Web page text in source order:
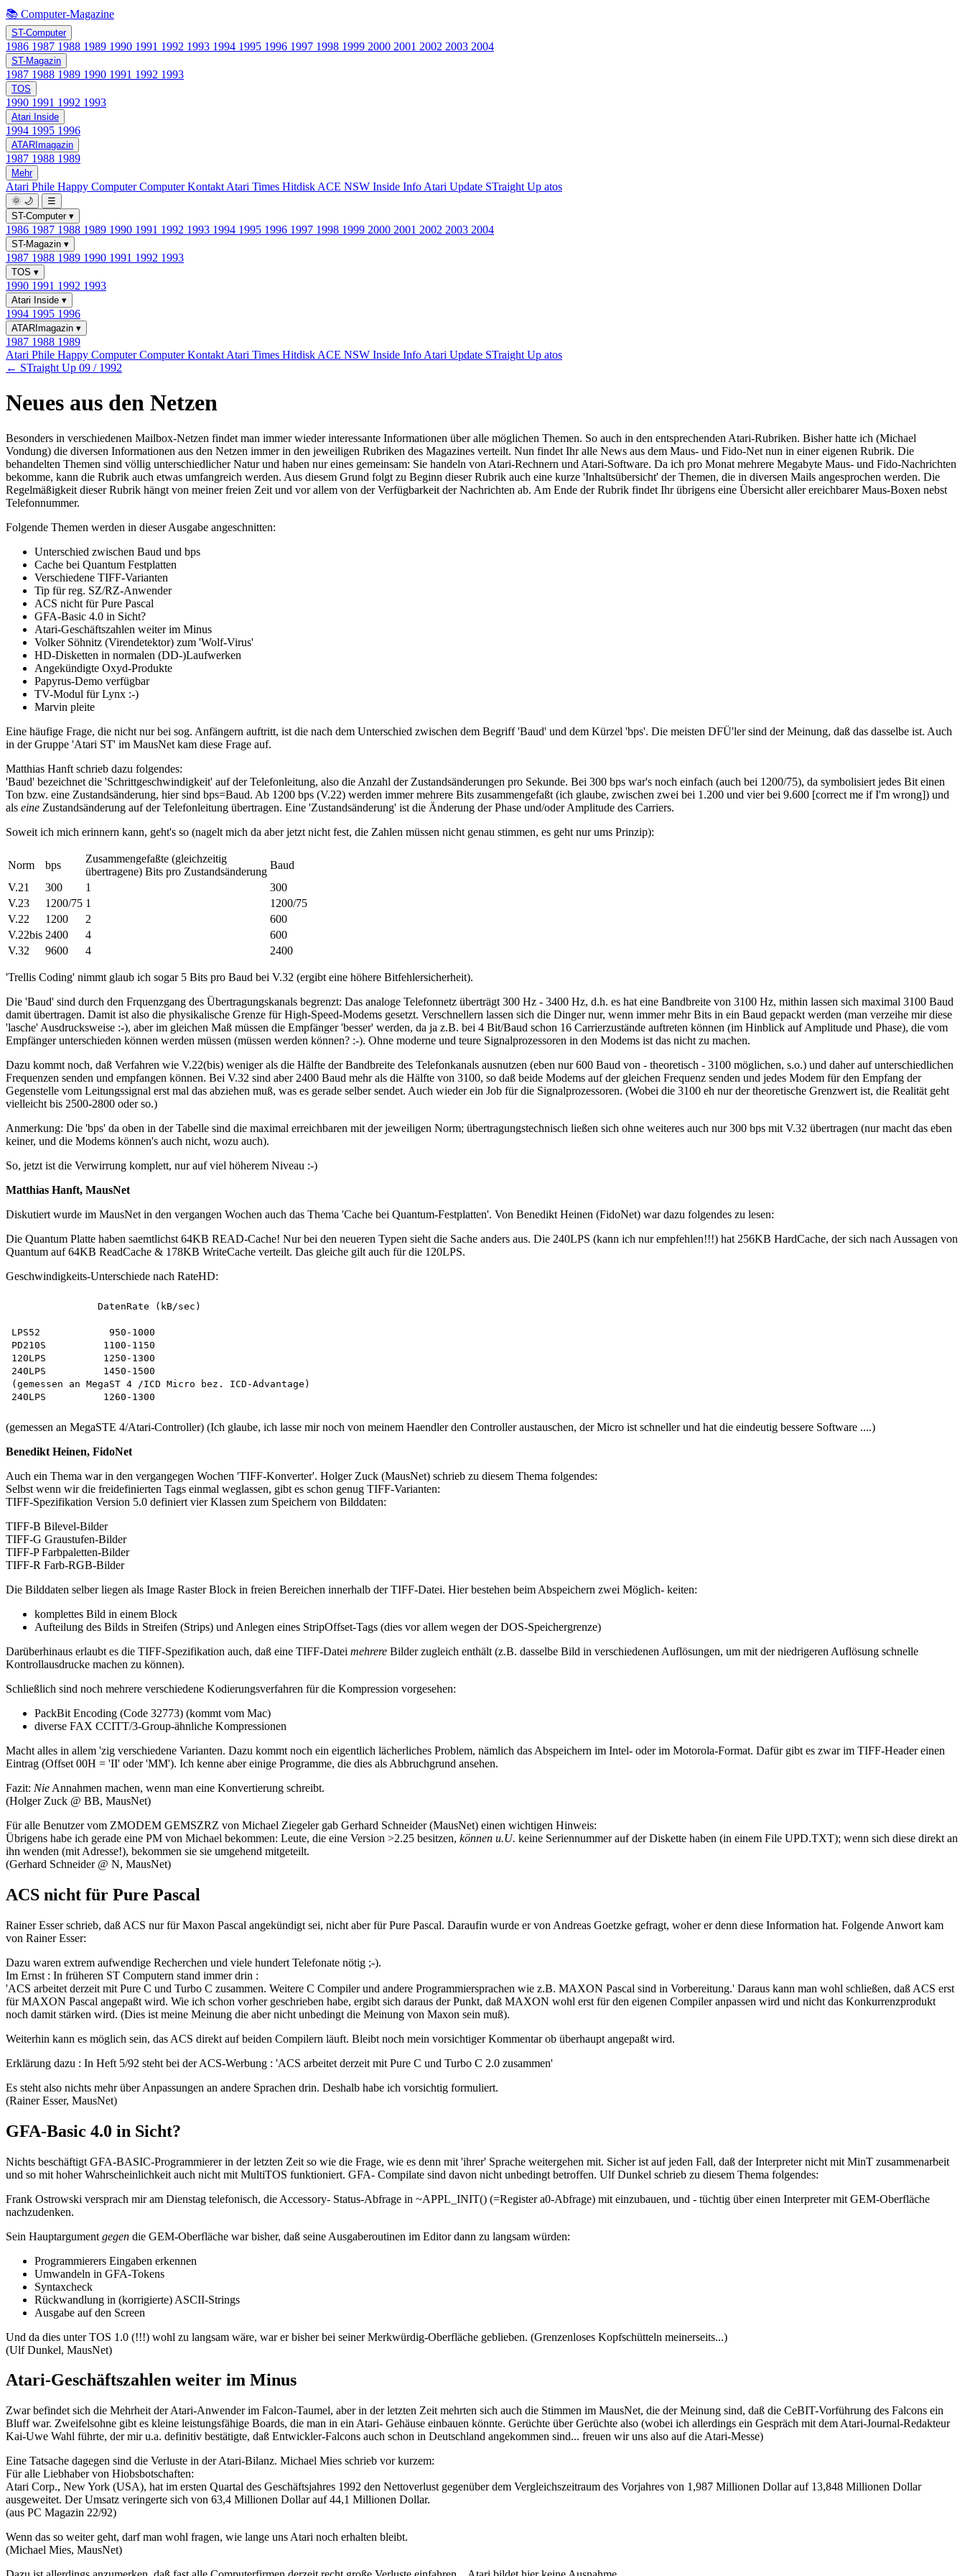
📚 Computer-Magazine
ST-Computer
1986 1987 1988 1989 1990 1991 1992 1993 1994 1995 1996 1997 1998 1999 2000 2001 2002 2003 2004
ST-Magazin
1987 1988 1989 1990 1991 1992 1993
TOS
1990 1991 1992 1993
Atari Inside
1994 1995 1996
ATARImagazin
1987 1988 1989
Mehr
Atari Phile Happy ComputerComputer Kontakt Atari Times Hitdisk ACE NSW Inside Info Atari Update STraight Up atos
🌞 🌙
☰
ST-Computer ▾
1986 1987 1988 1989 1990 1991 1992 1993 1994 1995 1996 1997 1998 1999 2000 2001 2002 2003 2004
ST-Magazin ▾
1987 1988 1989 1990 1991 1992 1993
TOS ▾
1990 1991 1992 1993
Atari Inside ▾
1994 1995 1996
ATARImagazin ▾
1987 1988 1989
Atari Phile Happy ComputerComputer Kontakt Atari Times Hitdisk ACE NSW Inside Info Atari Update STraight Up atos
← STraight Up 09 / 1992
Neues aus den Netzen
Besonders in verschiedenen Mailbox-Netzen findet man immer wieder interessante Informationen über alle möglichen Themen. So auch in den entsprechenden Atari-Rubriken. Bisher hatte ich (Michael
Vondung) die diversen Informationen aus den Netzen immer in den jeweiligen Rubriken des Magazines verteilt. Nun findet Ihr alle News aus dem Maus- und Fido-Net nun in einer eigenen Rubrik. Die
behandelten Themen sind völlig unterschiedlicher Natur und haben nur eines gemeinsam: Sie handeln von Atari-Rechnern und Atari-Software. Da ich pro Monat mehrere Megabyte Maus- und Fido-Nachrichten
bekomme, kann die Rubrik auch etwas umfangreich werden. Aus diesem Grund folgt zu Beginn dieser Rubrik auch eine kurze 'Inhaltsübersicht' der Themen, die in diversen Mails angesprochen werden. Die
Regelmäßigkeit dieser Rubrik hängt von meiner freien Zeit und vor allem von der Verfügbarkeit der Nachrichten ab. Am Ende der Rubrik findet Ihr übrigens eine Übersicht aller ereichbarer Maus-Boxen nebst
Telefonnummer.
Folgende Themen werden in dieser Ausgabe angeschnitten:
Unterschied zwischen Baud und bps
Cache bei Quantum Festplatten
Verschiedene TIFF-Varianten
Tip für reg. SZ/RZ-Anwender
ACS nicht für Pure Pascal
GFA-Basic 4.0 in Sicht?
Atari-Geschäftszahlen weiter im Minus
Volker Söhnitz (Virendetektor) zum 'Wolf-Virus'
HD-Disketten in normalen (DD-)Laufwerken
Angekündigte Oxyd-Produkte
Papyrus-Demo verfügbar
TV-Modul für Lynx :-)
Marvin pleite
Eine häufige Frage, die nicht nur bei sog. Anfängern auftritt, ist die nach dem Unterschied zwischen dem Begriff 'Baud' und dem Kürzel 'bps'. Die meisten DFÜ'ler sind der Meinung, daß das dasselbe ist. Auch
in der Gruppe 'Atari ST' im MausNet kam diese Frage auf.
Matthias Hanft schrieb dazu folgendes:
'Baud' bezeichnet die 'Schrittgeschwindigkeit' auf der Telefonleitung, also die Anzahl der Zustandsänderungen pro Sekunde. Bei 300 bps war's noch einfach (auch bei 1200/75), da symbolisiert jedes Bit einen
Ton bzw. eine Zustandsänderung, hier sind bps=Baud. Ab 1200 bps (V.22) werden immer mehrere Bits zusammengefaßt (ich glaube, zwischen zwei bei 1.200 und vier bei 9.600 [correct me if I'm wrong]) und
als eine Zustandsänderung auf der Telefonleitung übertragen. Eine 'Zustandsänderung' ist die Änderung der Phase und/oder Amplitude des Carriers.
Soweit ich mich erinnern kann, geht's so (nagelt mich da aber jetzt nicht fest, die Zahlen müssen nicht genau stimmen, es geht nur ums Prinzip):
Norm bps
Zusammengefaßte (gleichzeitig
übertragene) Bits pro Zustandsänderung
Baud
V.21
300 1
300
V.23
1200/75 1
1200/75
V.22
1200 2
600
V.22bis 2400 4
600
V.32
9600 4 2400
'Trellis Coding' nimmt glaub ich sogar 5 Bits pro Baud bei V.32 (ergibt eine höhere Bitfehlersicherheit).
Die 'Baud' sind durch den Frquenzgang des Übertragungskanals begrenzt: Das analoge Telefonnetz überträgt 300 Hz - 3400 Hz, d.h. es hat eine Bandbreite von 3100 Hz, mithin lassen sich maximal 3100 Baud
damit übertragen. Damit ist also die physikalische Grenze für High-Speed-Modems gesetzt. Verschnellern lassen sich die Dinger nur, wenn immer mehr Bits in ein Baud gepackt werden (man verzeihe mir diese
'lasche' Ausdrucksweise :-), aber im gleichen Maß müssen die Empfänger 'besser' werden, da ja z.B. bei 4 Bit/Baud schon 16 Carrierzustände auftreten können (im Hinblick auf Amplitude und Phase), die vom
Empfänger unterschieden können werden müssen (müssen werden können? :-). Ohne moderne und teure Signalprozessoren in den Modems ist das nicht zu machen.
Dazu kommt noch, daß Verfahren wie V.22(bis) weniger als die Hälfte der Bandbreite des Telefonkanals ausnutzen (eben nur 600 Baud von - theoretisch - 3100 möglichen, s.o.) und daher auf unterschiedlichen
Frequenzen senden und empfangen können. Bei V.32 sind aber 2400 Baud mehr als die Hälfte von 3100, so daß beide Modems auf der gleichen Frequenz senden und jedes Modem für den Empfang der
Gegenstelle vom Leitungssignal erst mal das abziehen muß, was es gerade selber sendet. Auch wieder ein Job für die Signalprozessoren. (Wobei die 3100 eh nur der theoretische Grenzwert ist, die Realität geht
vielleicht bis 2500-2800 oder so.)
Anmerkung: Die 'bps' da oben in der Tabelle sind die maximal erreichbaren mit der jeweiligen Norm; übertragungstechnisch ließen sich ohne weiteres auch nur 300 bps mit V.32 übertragen (nur macht das eben
keiner, und die Modems können's auch nicht, wozu auch).
So, jetzt ist die Verwirrung komplett, nur auf viel höherem Niveau :-)
Matthias Hanft, MausNet
Diskutiert wurde im MausNet in den vergangen Wochen auch das Thema 'Cache bei Quantum-Festplatten'. Von Benedikt Heinen (FidoNet) war dazu folgendes zu lesen:
Die Quantum Platte haben saemtlichst 64KB READ-Cache! Nur bei den neueren Typen sieht die Sache anders aus. Die 240LPS (kann ich nur empfehlen!!!) hat 256KB HardCache, der sich nach Aussagen von
Quantum auf 64KB ReadCache & 178KB WriteCache verteilt. Das gleiche gilt auch für die 120LPS.
Geschwindigkeits-Unterschiede nach RateHD:
               DatenRate (kB/sec)
LPS52            950-1000
PD210S          1100-1150
120LPS          1250-1300
240LPS          1450-1500
(gemessen an MegaST 4 /ICD Micro bez. ICD-Advantage)
(gemessen an MegaSTE 4/Atari-Controller) (Ich glaube, ich lasse mir noch von meinem Haendler den Controller austauschen, der Micro ist schneller und hat die eindeutig bessere Software ....)
Benedikt Heinen, FidoNet
Auch ein Thema war in den vergangegen Wochen 'TIFF-Konverter'. Holger Zuck (MausNet) schrieb zu diesem Thema folgendes:
Selbst wenn wir die freidefinierten Tags einmal weglassen, gibt es schon genug TIFF-Varianten:
TIFF-Spezifikation Version 5.0 definiert vier Klassen zum Speichern von Bilddaten:
TIFF-B Bilevel-Bilder
TIFF-G Graustufen-Bilder
TIFF-P Farbpaletten-Bilder
TIFF-R Farb-RGB-Bilder
Die Bilddaten selber liegen als Image Raster Block in freien Bereichen innerhalb der TIFF-Datei. Hier bestehen beim Abspeichern zwei Möglich- keiten:
komplettes Bild in einem Block
Aufteilung des Bilds in Streifen (Strips) und Anlegen eines StripOffset-Tags (dies vor allem wegen der DOS-Speichergrenze)
Darüberhinaus erlaubt es die TIFF-Spezifikation auch, daß eine TIFF-Datei mehrere Bilder zugleich enthält (z.B. dasselbe Bild in verschiedenen Auflösungen, um mit der niedrigeren Auflösung schnelle
Kontrollausdrucke machen zu können).
Schließlich sind noch mehrere verschiedene Kodierungsverfahren für die Kompression vorgesehen:
PackBit Encoding (Code 32773) (kommt vom Mac)
diverse FAX CCITT/3-Group-ähnliche Kompressionen
Macht alles in allem 'zig verschiedene Varianten. Dazu kommt noch ein eigentlich lächerliches Problem, nämlich das Abspeichern im Intel- oder im Motorola-Format. Dafür gibt es zwar im TIFF-Header einen
Eintrag (Offset 00H = 'II' oder 'MM'). Ich kenne aber einige Programme, die dies als Abbruchgrund ansehen.
Fazit: Nie Annahmen machen, wenn man eine Konvertierung schreibt.
(Holger Zuck @ BB, MausNet)
Für alle Benutzer vom ZMODEM GEMSZRZ von Michael Ziegeler gab Gerhard Schneider (MausNet) einen wichtigen Hinweis:
Übrigens habe ich gerade eine PM von Michael bekommen: Leute, die eine Version >2.25 besitzen, können u.U. keine Seriennummer auf der Diskette haben (in einem File UPD.TXT); wenn sich diese direkt an
ihn wenden (mit Adresse!), bekommen sie sie umgehend mitgeteilt.
(Gerhard Schneider @ N, MausNet)
ACS nicht für Pure Pascal
Rainer Esser schrieb, daß ACS nur für Maxon Pascal angekündigt sei, nicht aber für Pure Pascal. Daraufin wurde er von Andreas Goetzke gefragt, woher er denn diese Information hat. Folgende Anwort kam
von Rainer Esser:
Dazu waren extrem aufwendige Recherchen und viele hundert Telefonate nötig ;-).
Im Ernst : In früheren ST Computern stand immer drin :
'ACS arbeitet derzeit mit Pure C und Turbo C zusammen. Weitere C Compiler und andere Programmiersprachen wie z.B. MAXON Pascal sind in Vorbereitung.' Daraus kann man wohl schließen, daß ACS erst
für MAXON Pascal angepaßt wird. Wie ich schon vorher geschrieben habe, ergibt sich daraus der Punkt, daß MAXON wohl erst für den eigenen Compiler anpassen wird und nicht das Konkurrenzprodukt
noch damit stärken wird. (Dies ist meine Meinung die aber nicht unbedingt die Meinung von Maxon sein muß).
Weiterhin kann es möglich sein, das ACS direkt auf beiden Compilern läuft. Bleibt noch mein vorsichtiger Kommentar ob überhaupt angepaßt wird.
Erklärung dazu : In Heft 5/92 steht bei der ACS-Werbung : 'ACS arbeitet derzeit mit Pure C und Turbo C 2.0 zusammen'
Es steht also nichts mehr über Anpassungen an andere Sprachen drin. Deshalb habe ich vorsichtig formuliert.
(Rainer Esser, MausNet)
GFA-Basic 4.0 in Sicht?
Nichts beschäftigt GFA-BASIC-Programmierer in der letzten Zeit so wie die Frage, wie es denn mit 'ihrer' Sprache weitergehen mit. Sicher ist auf jeden Fall, daß der Interpreter nicht mit MinT zusammenarbeit
und so mit hoher Wahrscheinlichkeit auch nicht mit MultiTOS funktioniert. GFA- Compilate sind davon nicht unbedingt betroffen. Ulf Dunkel schrieb zu diesem Thema folgendes:
Frank Ostrowski versprach mir am Dienstag telefonisch, die Accessory- Status-Abfrage in ~APPL_INIT() (=Register a0-Abfrage) mit einzubauen, und - tüchtig über einen Interpreter mit GEM-Oberfläche
nachzudenken.
Sein Hauptargument gegen die GEM-Oberfläche war bisher, daß seine Ausgaberoutinen im Editor dann zu langsam würden:
Programmierers Eingaben erkennen
Umwandeln in GFA-Tokens
Syntaxcheck
Rückwandlung in (korrigierte) ASCII-Strings
Ausgabe auf den Screen
Und da dies unter TOS 1.0 (!!!) wohl zu langsam wäre, war er bisher bei seiner Merkwürdig-Oberfläche geblieben. (Grenzenloses Kopfschütteln meinerseits...)
(Ulf Dunkel, MausNet)
Atari-Geschäftszahlen weiter im Minus
Zwar befindet sich die Mehrheit der Atari-Anwender im Falcon-Taumel, aber in der letzten Zeit mehrten sich auch die Stimmen im MausNet, die der Meinung sind, daß die CeBIT-Vorführung des Falcons ein
Bluff war. Zweifelsohne gibt es kleine leistungsfähige Boards, die man in ein Atari- Gehäuse einbauen könnte. Gerüchte über Gerüchte also (wobei ich allerdings ein Gespräch mit dem Atari-Journal-Redakteur
Kai-Uwe Wahl führte, der mir u.a. definitiv bestätigte, daß Entwickler-Falcons auch schon in Deutschland angekommen sind... freuen wir uns also auf die Atari-Messe)
Eine Tatsache dagegen sind die Verluste in der Atari-Bilanz. Michael Mies schrieb vor kurzem:
Für alle Liebhaber von Hiobsbotschaften:
Atari Corp., New York (USA), hat im ersten Quartal des Geschäftsjahres 1992 den Nettoverlust gegenüber dem Vergleichszeitraum des Vorjahres von 1,987 Millionen Dollar auf 13,848 Millionen Dollar
ausgeweitet. Der Umsatz veringerte sich von 63,4 Millionen Dollar auf 44,1 Millionen Dollar.
(aus PC Magazin 22/92)
Wenn das so weiter geht, darf man wohl fragen, wie lange uns Atari noch erhalten bleibt.
(Michael Mies, MausNet)